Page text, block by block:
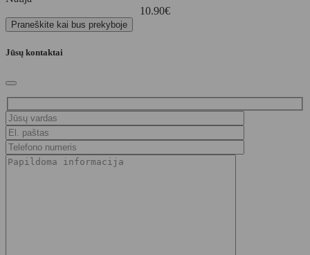
10.90€
Praneškite kai bus prekyboje
Jūsų kontaktai